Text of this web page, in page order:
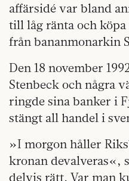
affärsidé var bland
till låg ränta och
från bananmonarkin
Den 18 november
Stenbeck och några
ringde sina banker i
stängt all handel i
»I morgon håller
kronan devalveras«,
delvis rätt. Var man